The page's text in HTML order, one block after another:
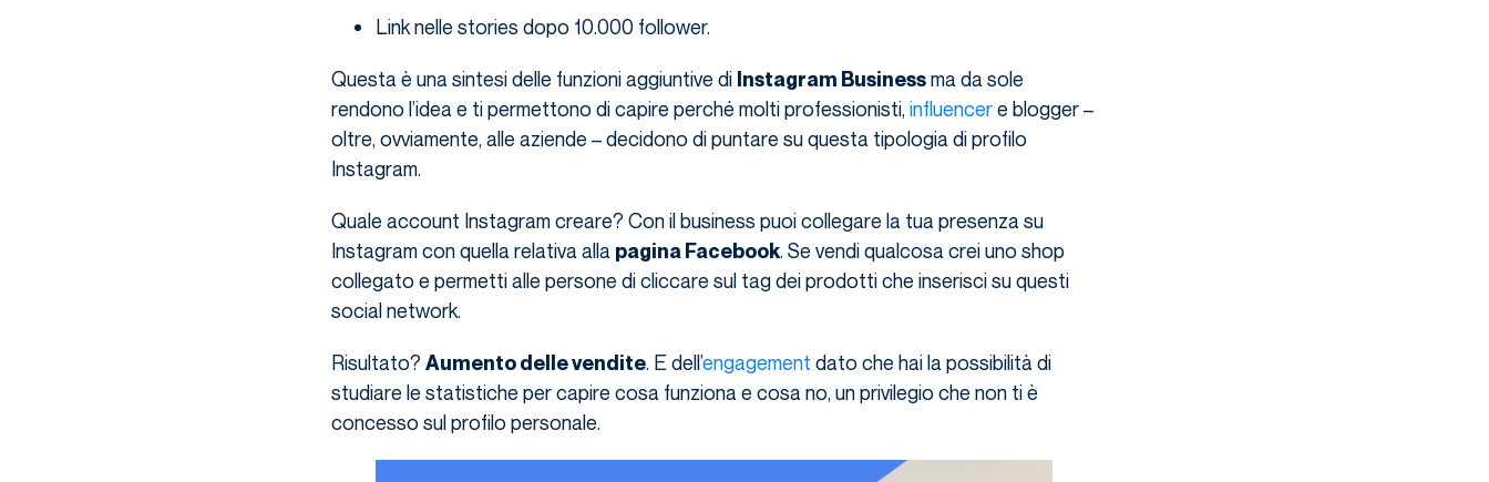
Link nelle stories dopo 10.000 follower.
Questa è una sintesi delle funzioni aggiuntive di Instagram Businessma da sole
rendono l’idea e ti permettono di capire perché molti professionisti, influencere blogger –
oltre, ovviamente, alle aziende – decidono di puntare su questa tipologia di profilo
Instagram.
Quale account Instagram creare? Con il business puoi collegare la tua presenza su
Instagram con quella relativa alla pagina Facebook. Se vendi qualcosa crei uno shop
collegato e permetti alle persone di cliccare sul tag dei prodotti che inserisci su questi
social network.
Risultato?Aumento delle vendite. E dell’engagement dato che hai la possibilità di
studiare le statistiche per capire cosa funziona e cosa no, un privilegio che non ti è
concesso sul profilo personale.